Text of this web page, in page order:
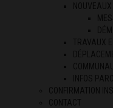
TRAVAUX
INFOS
CONFIRMATION
CONTACT